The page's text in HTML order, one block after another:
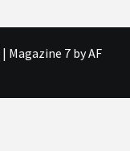
| Magazine 7by AF